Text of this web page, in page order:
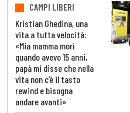
CAMPI LIBERI
Kristian Ghedina, una
vita a tutta velocità:
«Mia mamma morì
quando avevo 15 anni,
papà mi disse che nella
vita non c’è il tasto
rewind e bisogna
andare avanti»